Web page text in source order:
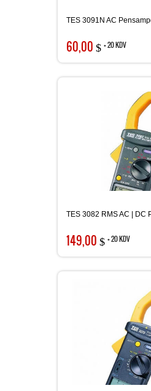
TES 3091N AC
60,00 $ + 20 KDV
TES 3082 RMS AC | DC
149,00 $ + 20 KDV